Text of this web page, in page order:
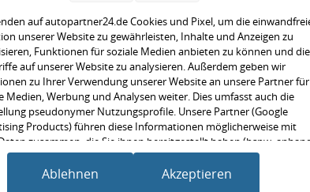
auch
auf autopartner24.de Cookies und Pixel, um die
unserer Website zu gewährleisten, Inhalte und Anzeigen zu
Funktionen für soziale Medien anbieten zu können und die
auf unserer Website zu analysieren. Außerdem geben wir
zu Ihrer Verwendung unserer Website an unsere Partner für
Medien, Werbung und Analysen weiter. Dies umfasst auch die
pseudonymer Nutzungsprofile. Unsere Partner (Google
Products) führen diese Informationen möglicherweise mit
zusammen, die Sie ihnen bereitgestellt haben (bspw.
Accounts) oder welche sie im Rahmen Ihrer Nutzung der
gesammelt haben (bspw. Nutzungsdaten anderer Geräte). Ihre
zur Nutzung von Cookies und Pixeln können Sie jederzeit
Ablehnen Akzeptieren